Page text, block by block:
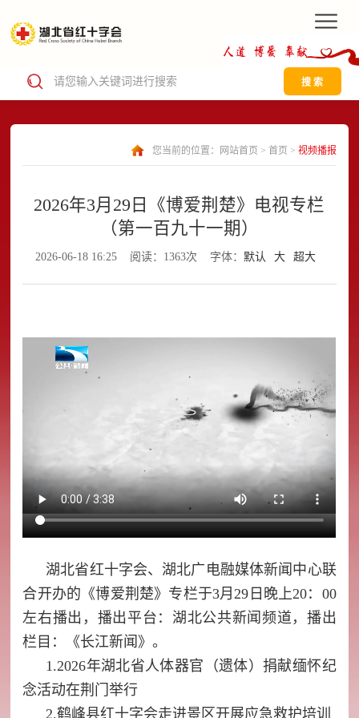
搜 索
您当前的位置： 网站首页 > 首页 > 视频播报
2026年3月29日《博爱荆楚》电视专栏
（第一百九十一期）
2026-06-18 16:25 阅读：1363次 字体： 默认 大 超大
湖北省红十字会、湖北广电融媒体新闻中心联
合开办的《博爱荆楚》专栏于3月29日晚上20：00
左右播出，播出平台：湖北公共新闻频道，播出
栏目：《长江新闻》。
1.2026年湖北省人体器官（遗体）捐献缅怀纪
念活动在荆门举行
2.鹤峰县红十字会走进景区开展应急救护培训